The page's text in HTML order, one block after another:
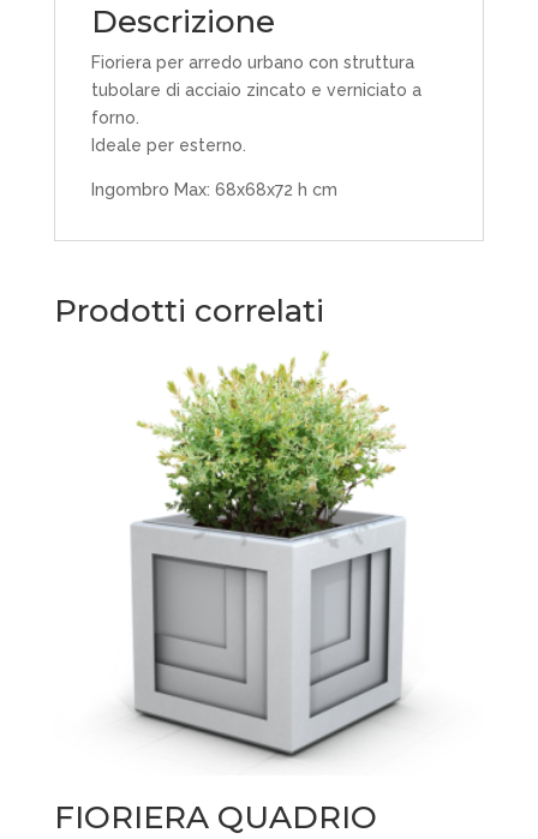
Descrizione
Fioriera per arredo urbano con struttura
tubolare di acciaio zincato e verniciato a
forno.
Ideale per esterno.
Ingombro Max: 68x68x72 h cm
Prodotti correlati
FIORIERA QUADRIO